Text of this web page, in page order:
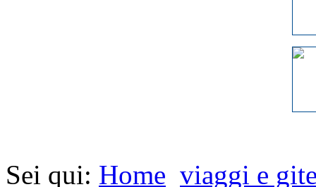
Sei qui: Home viaggi e